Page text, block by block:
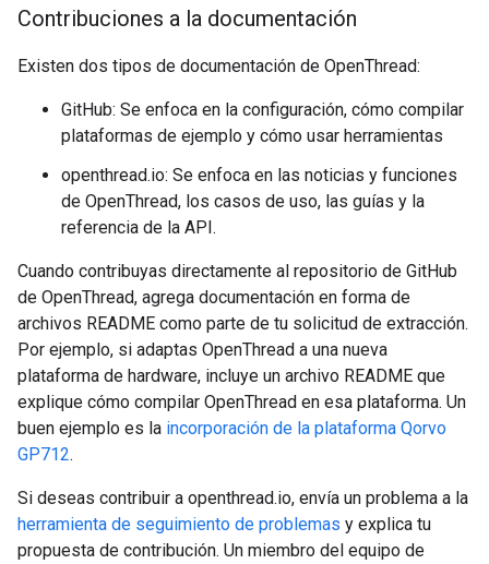
Contribuciones a la documentación
Existen dos tipos de documentación de OpenThread:
GitHub: Se enfoca en la configuración, cómo compilar
plataformas de ejemplo y cómo usar herramientas
openthread.io: Se enfoca en las noticias y funciones
de OpenThread, los casos de uso, las guías y la
referencia de la API.
Cuando contribuyas directamente al repositorio de GitHub
de OpenThread, agrega documentación en forma de
archivos README como parte de tu solicitud de extracción.
Por ejemplo, si adaptas OpenThread a una nueva
plataforma de hardware, incluye un archivo README que
explique cómo compilar OpenThread en esa plataforma. Un
buen ejemplo es la incorporación de la plataforma Qorvo
GP712.
Si deseas contribuir a openthread.io, envía un problema a la
herramienta de seguimiento de problemas y explica tu
propuesta de contribución. Un miembro del equipo de